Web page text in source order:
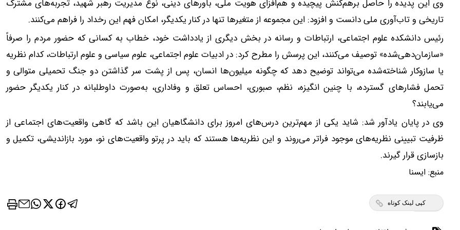
وی این پدیده را حاصل برهم‌کنش پیچیده و هم‌افزای هویت ملی، باورهای دینی، نوع مدیریت رهبر شهید، تجربه‌های مشترک
تاریخی و تاب‌آوری ملی دانست و افزود: این مجموعه از متغیرها تنها در کنار یکدیگر، امکان فهم این رخداد را فراهم می‌کنند.
رئیس دانشکده علوم اجتماعی، ارتباطات و رسانه در بخش دیگری از یادداشت خود، خطاب به کسانی که حضور مردم را صرفاً
«سازمان‌دهی‌شده» توصیف می‌کنند، این پرسش را مطرح کرد: در ادبیات علوم اجتماعی، علوم سیاسی و علوم ارتباطات، کدام نظریه
یا سازوکار شناخته‌شده می‌تواند توضیح دهد که چگونه میلیون‌ها انسان، پس از پشت سر گذاشتن دو جنگ تحمیلی متوالی و
تحمل فشارهای گسترده، با چنین انگیزه، نظم، صبوری، احساس تعلق و وفاداری، به‌صورت داوطلبانه در کنار یکدیگر حضور
می‌یابند؟
وی در پایان یادآور شد: شاید یکی از مهم‌ترین درس‌های امروز برای دانشگاهیان این باشد که گاهی واقعیت‌های اجتماعی از
ظرفیت تبیینی نظریه‌های موجود فراتر می‌روند و این نظریه‌ها هستند که باید در پرتو واقعیت‌های نو، مورد بازاندیشی، تکمیل و
بازسازی قرار گیرند.
منبع: ايسنا
کپی لینک کوتاه